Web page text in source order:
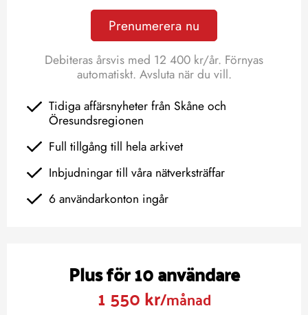
Prenumerera nu
Debiteras årsvis med 12 400 kr/år. Förnyas
automatiskt. Avsluta när du vill.
Tidiga affärsnyheter från Skåne och
Öresundsregionen
Full tillgång till hela arkivet
Inbjudningar till våra nätverksträffar
6 användarkonton ingår
Plus för 10 användare
1 550 kr/månad